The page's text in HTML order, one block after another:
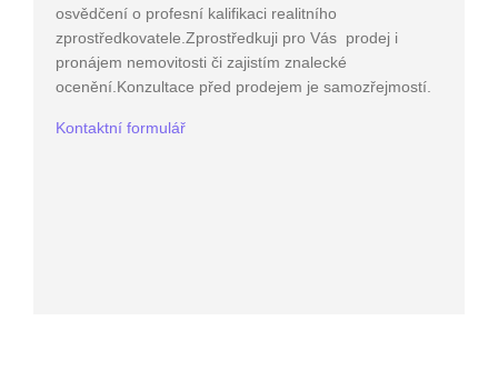
osvědčení o profesní kalifikaci realitního
zprostředkovatele.Zprostředkuji pro Vás prodej i
pronájem nemovitosti či zajistím znalecké
ocenění.Konzultace před prodejem je samozřejmostí.
Kontaktní formulář